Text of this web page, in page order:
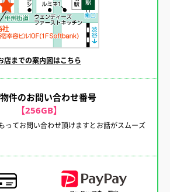
店までの案内図はこちら
件のお問い合わせ番号
【256GB】
ってお問い合わせ頂けますとお話がスムーズ